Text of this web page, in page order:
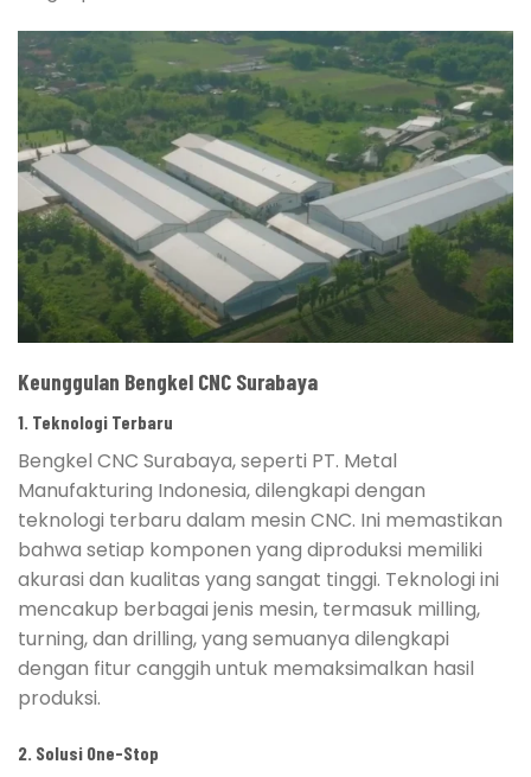
Keunggulan Bengkel CNC Surabaya
1. Teknologi Terbaru
Bengkel CNC Surabaya, seperti PT. Metal
Manufakturing Indonesia, dilengkapi dengan
teknologi terbaru dalam mesin CNC. Ini memastikan
bahwa setiap komponen yang diproduksi memiliki
akurasi dan kualitas yang sangat tinggi. Teknologi ini
mencakup berbagai jenis mesin, termasuk milling,
turning, dan drilling, yang semuanya dilengkapi
dengan fitur canggih untuk memaksimalkan hasil
produksi.
2. Solusi One-Stop